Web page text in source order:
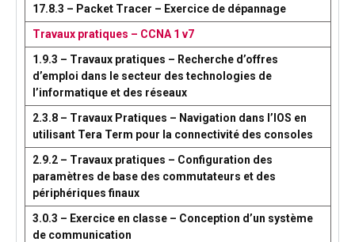
17.8.3 – Packet Tracer – Exercice de dépannage
Travaux pratiques – CCNA 1 v7
1.9.3 – Travaux pratiques – Recherche d’offres
d’emploi dans le secteur des technologies de
l’informatique et des réseaux
2.3.8 – Travaux Pratiques – Navigation dans l’IOS en
utilisant Tera Term pour la connectivité des consoles
2.9.2 – Travaux pratiques – Configuration des
paramètres de base des commutateurs et des
périphériques finaux
3.0.3 – Exercice en classe – Conception d’un système
de communication